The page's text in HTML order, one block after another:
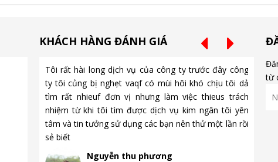
KHÁCH HÀNG ĐÁNH GIÁ
Tôi rất hài long dịch vụ của công ty trước đây công
ty tôi củng bị nghẹt vaqf có mùi hôi khó chịu tôi dả
tìm rất nhieuf đơn vị nhưng làm việc thieus trách
nhiệm từ khi tôi tìm được dịch vụ kim ngân tôi yên
tâm và tin tưởng sử dụng các bạn nên thử một lần rồi
sẻ biết
Nguyễn thu phương
mà
tìm
đưa
từ